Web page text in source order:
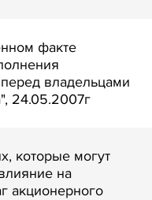
факте
владельцами
24.05.2007г
которые могут
на
акционерного